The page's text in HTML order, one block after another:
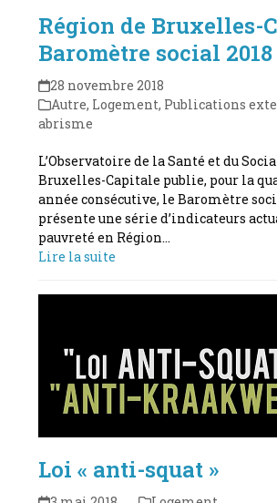
Région de Bruxelles-
Baromètre social 2018
28 novembre 2018
Autre, Logement, Publications
abrisme
L’Observatoire de la Santé et du
Bruxelles-Capitale publie, pour la
année consécutive, le Baromètre
présente une série d’indicateurs
pauvreté en Région…
Lire la suite
Loi « anti-squat »